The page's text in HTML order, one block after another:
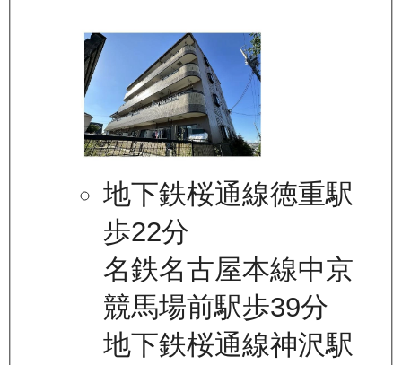
地下鉄桜通線徳重駅
歩22分
名鉄名古屋本線中京
競馬場前駅歩39分
地下鉄桜通線神沢駅